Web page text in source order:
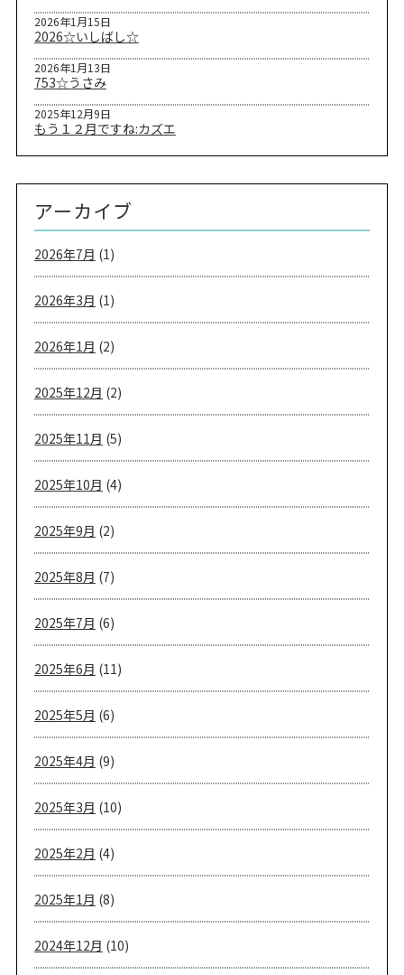
2026☆いしばし☆
2026年1月15日
753☆うさみ
2026年1月13日
もう１２月ですね:カズエ
2025年12月9日
アーカイブ
2026年7月 (1)
2026年3月 (1)
2026年1月 (2)
2025年12月 (2)
2025年11月 (5)
2025年10月 (4)
2025年9月 (2)
2025年8月 (7)
2025年7月 (6)
2025年6月 (11)
2025年5月 (6)
2025年4月 (9)
2025年3月 (10)
2025年2月 (4)
2025年1月 (8)
2024年12月 (10)